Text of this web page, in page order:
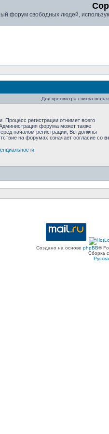
форум свободных людей,
Для просмотра списка
Процесс регистрации отнимет всего
форума может также
началом регистрации, Вы должны
на форумах означает согласие со
Создано на основе phpBB®
Сборка